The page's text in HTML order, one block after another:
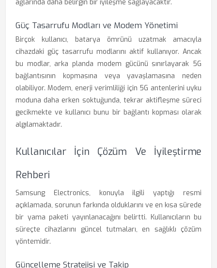
ağlarında daha belirgin bir iyileşme sağlayacaktır.
Güç Tasarrufu Modları ve Modem Yönetimi
Birçok kullanıcı, batarya ömrünü uzatmak amacıyla
cihazdaki güç tasarrufu modlarını aktif kullanıyor. Ancak
bu modlar, arka planda modem gücünü sınırlayarak 5G
bağlantısının kopmasına veya yavaşlamasına neden
olabiliyor. Modem, enerji verimliliği için 5G antenlerini uyku
moduna daha erken soktuğunda, tekrar aktifleşme süreci
gecikmekte ve kullanıcı bunu bir bağlantı kopması olarak
algılamaktadır.
Kullanıcılar İçin Çözüm Ve İyileştirme
Rehberi
Samsung Electronics, konuyla ilgili yaptığı resmi
açıklamada, sorunun farkında olduklarını ve en kısa sürede
bir yama paketi yayınlanacağını belirtti. Kullanıcıların bu
süreçte cihazlarını güncel tutmaları, en sağlıklı çözüm
yöntemidir.
Güncelleme Stratejisi ve Takip